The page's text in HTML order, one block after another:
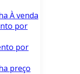
À venda
por
por
preço